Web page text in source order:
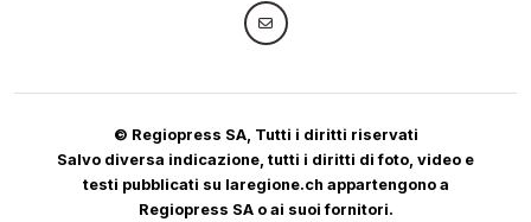
© Regiopress SA, Tutti i diritti riservati
Salvo diversa indicazione, tutti i diritti di foto, video e
testi pubblicati su laregione.ch appartengono a
Regiopress SA o ai suoi fornitori.